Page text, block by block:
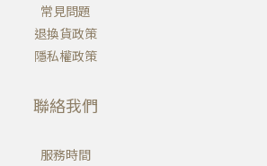
常見問題
退換貨政策
隱私權政策
聯絡我們
服務時間